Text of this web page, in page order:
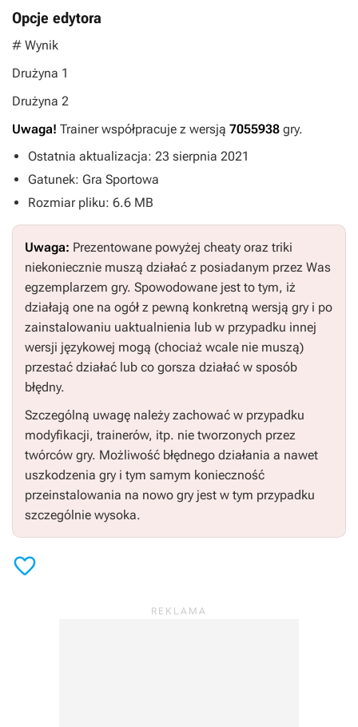
Opcje edytora
# Wynik
Drużyna 1
Drużyna 2
Uwaga! Trainer współpracuje z wersją 7055938 gry.
Ostatnia aktualizacja: 23 sierpnia 2021
Gatunek: Gra Sportowa
Rozmiar pliku: 6.6 MB
Uwaga: Prezentowane powyżej cheaty oraz triki
niekoniecznie muszą działać z posiadanym przez Was
egzemplarzem gry. Spowodowane jest to tym, iż
działają one na ogół z pewną konkretną wersją gry i po
zainstalowaniu uaktualnienia lub w przypadku innej
wersji językowej mogą (chociaż wcale nie muszą)
przestać działać lub co gorsza działać w sposób
błędny.
Szczególną uwagę należy zachować w przypadku
modyfikacji, trainerów, itp. nie tworzonych przez
twórców gry. Możliwość błędnego działania a nawet
uszkodzenia gry i tym samym konieczność
przeinstalowania na nowo gry jest w tym przypadku
szczególnie wysoka.
